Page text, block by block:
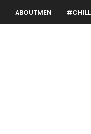
ABOUTMEN #CHILL